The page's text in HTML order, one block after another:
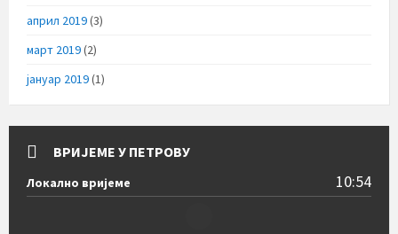
април 2019(3)
март 2019(2)
јануар 2019(1)
ВРИЈЕМЕ У ПЕТРОВУ
Локално вријеме 10:54